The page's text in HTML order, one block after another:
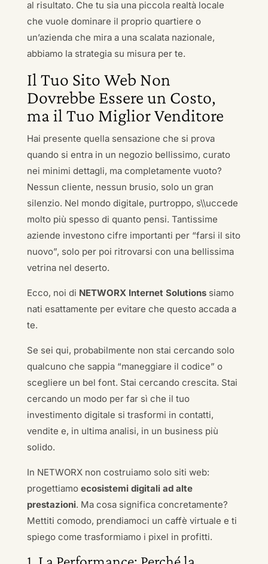
al risultato. Che tu sia una piccola realtà locale
che vuole dominare il proprio quartiere o
un’azienda che mira a una scalata nazionale,
abbiamo la strategia su misura per te.
Il Tuo Sito Web Non
Dovrebbe Essere un Costo,
ma il Tuo Miglior Venditore
Hai presente quella sensazione che si prova
quando si entra in un negozio bellissimo, curato
nei minimi dettagli, ma completamente vuoto?
Nessun cliente, nessun brusio, solo un gran
silenzio. Nel mondo digitale, purtroppo, s\\uccede
molto più spesso di quanto pensi. Tantissime
aziende investono cifre importanti per “farsi il sito
nuovo”, solo per poi ritrovarsi con una bellissima
vetrina nel deserto.
Ecco, noi di NETWORX Internet Solutionssiamo
nati esattamente per evitare che questo accada a
te.
Se sei qui, probabilmente non stai cercando solo
qualcuno che sappia “maneggiare il codice” o
scegliere un bel font. Stai cercando crescita. Stai
cercando un modo per far sì che il tuo
investimento digitale si trasformi in contatti,
vendite e, in ultima analisi, in un business più
solido.
In NETWORX non costruiamo solo siti web:
progettiamo ecosistemi digitali ad alte
prestazioni. Ma cosa significa concretamente?
Mettiti comodo, prendiamoci un caffè virtuale e ti
spiego come trasformiamo i pixel in profitti.